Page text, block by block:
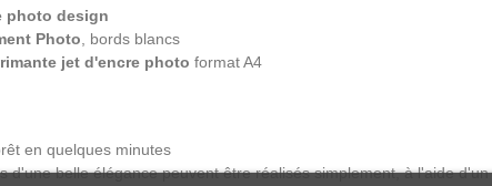
photo design
Photo , bords blancs
jet d'encre photo format A4
en quelques minutes
d'une belle élégance peuvent être réalisés simplement, à l'aide